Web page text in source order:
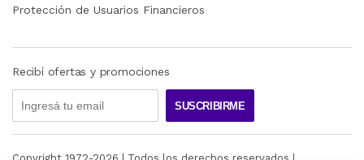
Protección de Usuarios Financieros
Recibí ofertas y promociones
SUSCRIBIRME